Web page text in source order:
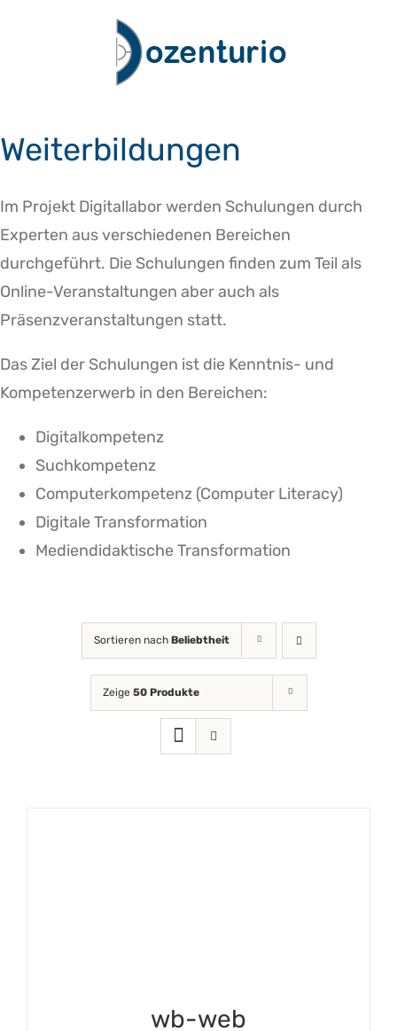
Weiterbildungen
Im Projekt Digitallabor werden Schulungen durch
Experten aus verschiedenen Bereichen
durchgeführt. Die Schulungen finden zum Teil als
Online-Veranstaltungen aber auch als
Präsenzveranstaltungen statt.
Das Ziel der Schulungen ist die Kenntnis- und
Kompetenzerwerb in den Bereichen:
Digitalkompetenz
Suchkompetenz
Computerkompetenz (Computer Literacy)
Digitale Transformation
Mediendidaktische Transformation
Sortieren nach Beliebtheit
Zeige 50 Produkte
wb-web